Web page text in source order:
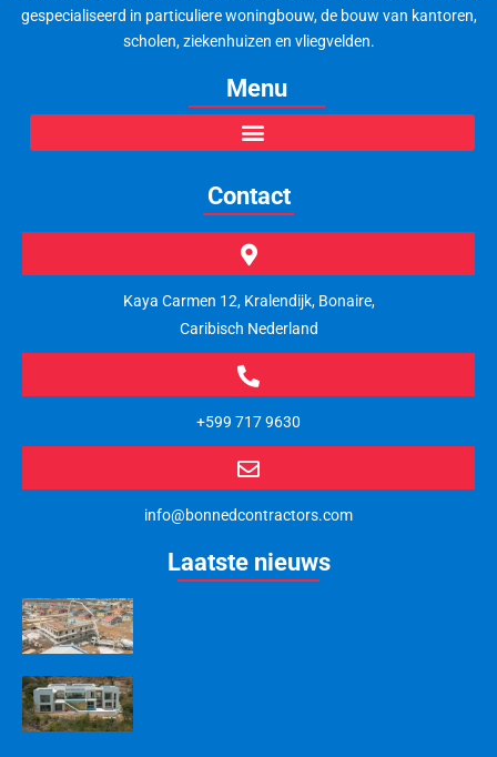
gespecialiseerd in particuliere woningbouw, de bouw van kantoren,
scholen, ziekenhuizen en vliegvelden.
Menu
Contact
Kaya Carmen 12, Kralendijk, Bonaire,
Caribisch Nederland
+599 717 9630
info@bonnedcontractors.com
Laatste nieuws